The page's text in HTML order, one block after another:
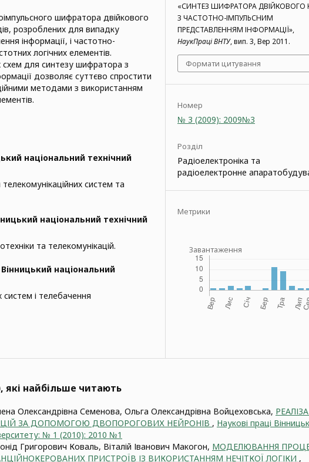
шифратора двійкового
розроблених для випадку
інформації, і частотно-
логічних елементів.
для синтезу шифратора з
дозволяє суттєво спростити
методами з використанням
національний технічний
систем та
національний технічний
та телекомунікацій.
Вінницький національний
систем і телебачення
«СИНТЕЗ ШИФРАТОРА ДВІЙКОВОГО
З ЧАСТОТНО-ІМПУЛЬСНИМ
ПРЕДСТАВЛЕННЯМ ІНФОРМАЦІЇ»,
НаукПраці ВНТУ, вип. 3, Вер 2011.
Формати цитування
Номер
№ 3 (2009): 2009№3
Розділ
Радіоелектроніка та
радіоелектронне
Метрики
Завантаження
які найбільше читають
Олександрівна Семенова, Ольга Олександрівна Войцеховська,
ЗА ДОПОМОГОЮ ДВОПОРОГОВИХ НЕЙРОНІВ , Наукові праці
№ 1 (2010): 2010 №1
Григорович Коваль, Віталій Іванович Макогон, МОДЕЛЮВАННЯ
ПРИСТРОЇВ ІЗ ВИКОРИСТАННЯМ НЕЧІТКОЇ ЛОГІКИ ,